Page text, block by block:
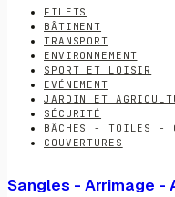
FILETS
BÂTIMENT
TRANSPORT
ENVIRONNEMENT
SPORT ET LOISIR
EVÉNEMENT
JARDIN ET
SÉCURITÉ
BÂCHES - TOILES -
COUVERTURES
Sangles - Arrimage -